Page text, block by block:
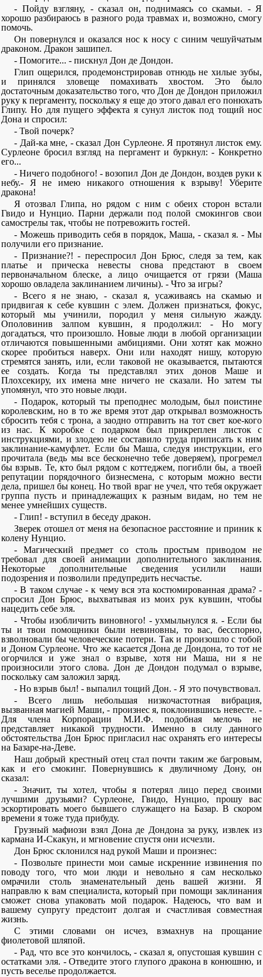
- Пойду взгляну, - сказал он, поднимаясь со скамьи. - Я
хорошо разбираюсь в разного рода травмах и, возможно, смогу
помочь.
Он повернулся и оказался нос к носу с синим чешуйчатым
драконом. Дракон зашипел.
- Помогите... - пискнул Дон де Дондон.
Глип ощерился, продемонстрировав отнюдь не хилые зубы,
и принялся зловеще помахивать хвостом. Это было
достаточным доказательство того, что Дон де Дондон приложил
руку к пергаменту, поскольку я еще до этого давал его понюхать
Глипу. Но для пущего эффекта я сунул листок под тощий нос
Дона и спросил:
- Твой почерк?
- Дай-ка мне, - сказал Дон Сурлеоне. Я протянул листок ему.
Сурлеоне бросил взгляд на пергамент и буркнул: - Конкретно
его...
- Ничего подобного! - возопил Дон де Дондон, воздев руки к
небу.- Я не имею никакого отношения к взрыву! Уберите
дракона!
Я отозвал Глипа, но рядом с ним с обеих сторон встали
Гвидо и Нунцио. Парни держали под полой смокингов свои
самострелы так, чтобы не потревожить гостей.
- Можешь приводить себя в порядок, Маша, - сказал я. - Мы
получили его признание.
- Признание?! - переспросил Дон Брюс, следя за тем, как
платье и прическа невесты снова предстают в своем
первоначальном блеске, а лицо очищается от грязи (Маша
хорошо овладела заклинанием личины). - Что за игры?
- Всего я не знаю, - сказал я, усаживаясь на скамью и
придвигая к себе кувшин с элем. Должен признаться, фокус,
который мы учинили, породил у меня сильную жажду.
Ополовинив залпом кувшин, я продолжил: - Но могу
догадаться, что произошло. Новые люди в любой организации
отличаются повышенными амбициями. Они хотят как можно
скорее пробиться наверх. Они или находят нишу, которую
стремятся занять, или, если таковой не оказывается, пытаются
ее создать. Когда ты представлял этих донов Маше и
Плохсекиру, их имена мне ничего не сказали. Но затем ты
упомянул, что это новые люди.
- Подарок, который ты преподнес молодым, был поистине
королевским, но в то же время этот дар открывал возможность
сбросить тебя с трона, а заодно отправить на тот свет кое-кого
из нас. К коробке с подарком был прикреплен листок с
инструкциями, и злодею не составило труда приписать к ним
заклинание-камуфлет. Если бы Маша, следуя инструкции, его
прочитала (ведь мы все бесконечно тебе доверяем), прогремел
бы взрыв. Те, кто был рядом с коттеджем, погибли бы, а твоей
репутации порядочного бизнесмена, с которым можно вести
дела, пришел бы конец. Но твой враг не учел, что тебя окружает
группа пусть и принадлежащих к разным видам, но тем не
менее умнейших существ.
- Глип! - вступил в беседу дракон.
Зверек отошел от меня на безопасное расстояние и приник к
колену Нунцио.
- Магический предмет со столь простым приводом не
требовал для своей анимации дополнительного заклинания.
Некоторые дополнительные сведения усилили наши
подозрения и позволили предупредить несчастье.
- В таком случае - к чему вся эта костюмированная драма? -
спросил Дон Брюс, выхватывая из моих рук кувшин, чтобы
нацедить себе эля.
- Чтобы изобличить виновного! - ухмыльнулся я. - Если бы
ты и твои помощники были невиновны, то вас, бесспорно,
взволновали бы человеческие потери. Так и произошло с тобой
и Доном Сурлеоне. Что же касается Дона де Дондона, то тот не
огорчился и уже знал о взрыве, хотя ни Маша, ни я не
произносили этого слова. Дон де Дондон подумал о взрыве,
поскольку сам заложил заряд.
- Но взрыв был! - выпалил тощий Дон. - Я это почувствовал.
- Всего лишь небольшая низкочастотная вибрация,
вызванная магией Маши, - произнес я, поклонившись невесте. -
Для члена Корпорации М.И.Ф. подобная мелочь не
представляет никакой трудности. Именно в силу данного
обстоятельства Дон Брюс пригласил нас охранять его интересы
на Базаре-на-Деве.
Наш добрый крестный отец стал почти таким же багровым,
как и его смокинг. Повернувшись к двуличному Дону, он
сказал:
- Значит, ты хотел, чтобы я потерял лицо перед своими
лучшими друзьями? Сурлеоне, Гвидо, Нунцио, прошу вас
эскортировать моего бывшего служащего на Базар. В скором
времени я тоже туда прибуду.
Грузный мафиози взял Дона де Дондона за руку, извлек из
кармана И-Скакун, и мгновение спустя они исчезли.
Дон Брюс склонился над рукой Маши и произнес:
- Позвольте принести мои самые искренние извинения по
поводу того, что мои люди и невольно я сам несколько
омрачили столь знаменательный день вашей жизни. Я
направлю к вам специалиста, который при помощи заклинания
сможет снова упаковать мой подарок. Надеюсь, что вам и
вашему супругу предстоит долгая и счастливая совместная
жизнь.
С этими словами он исчез, взмахнув на прощание
фиолетовой шляпой.
- Рад, что все это кончилось, - сказал я, опустошая кувшин с
остатками эля. - Отведите этого глупого дракона в конюшню, и
пусть веселье продолжается.